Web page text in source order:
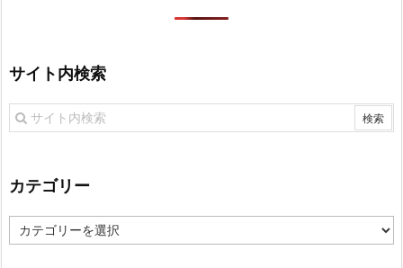
サイト内検索
カテゴリー
テ